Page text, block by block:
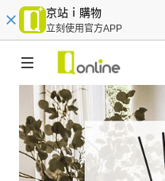
京站ｉ購物
立刻使用官方APP